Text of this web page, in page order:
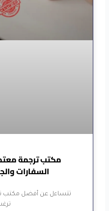
مكتب ترجمة
السفارات
تتساءل عن أفضل مكتب